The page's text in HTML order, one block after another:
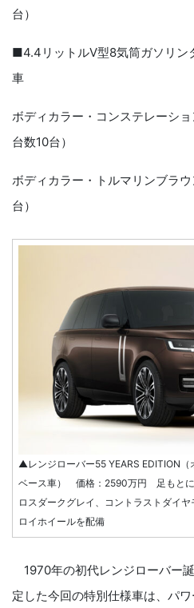
台）
■4.4リットルV型8気筒ガソリン
車
ボディカラー・コンステレーシ
台数10台）
ボディカラー・トルマリンブラ
台）
▲レンジローバー55 YEARS EDITION
ベース車） 価格：2590万円 足もとに
ロスダークグレイ、コントラストダイ
ロイホイールを配備
1970年の初代レンジローバー
定した今回の特別仕様車は、パ